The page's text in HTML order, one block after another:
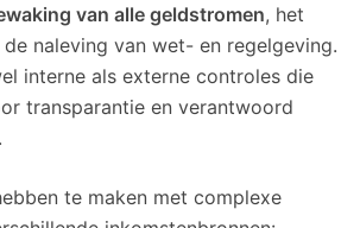
van alle geldstromen, het
naleving van wet- en regelgeving.
interne als externe controles die
transparantie en verantwoord
te maken met complexe